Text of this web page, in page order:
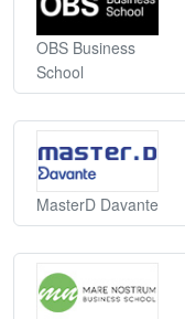
OBS Business
School
MasterD Davante